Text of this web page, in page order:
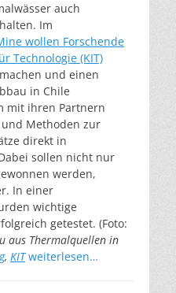
auch
Im
wollen Forschende
Technologie (KIT)
und einen
in Chile
mit ihren Partnern
Methoden zur
direkt in
sollen nicht nur
werden,
In einer
wichtige
getestet. (Foto:
aus Thermalquellen in
, KIT weiterlesen…